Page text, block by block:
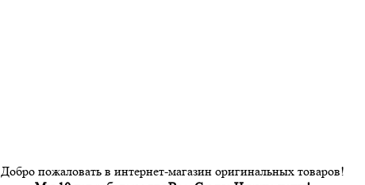
Добро пожаловать в интернет-магазин оригинальных товаров!